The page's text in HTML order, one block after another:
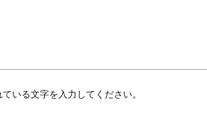
いる文字を入力してください。